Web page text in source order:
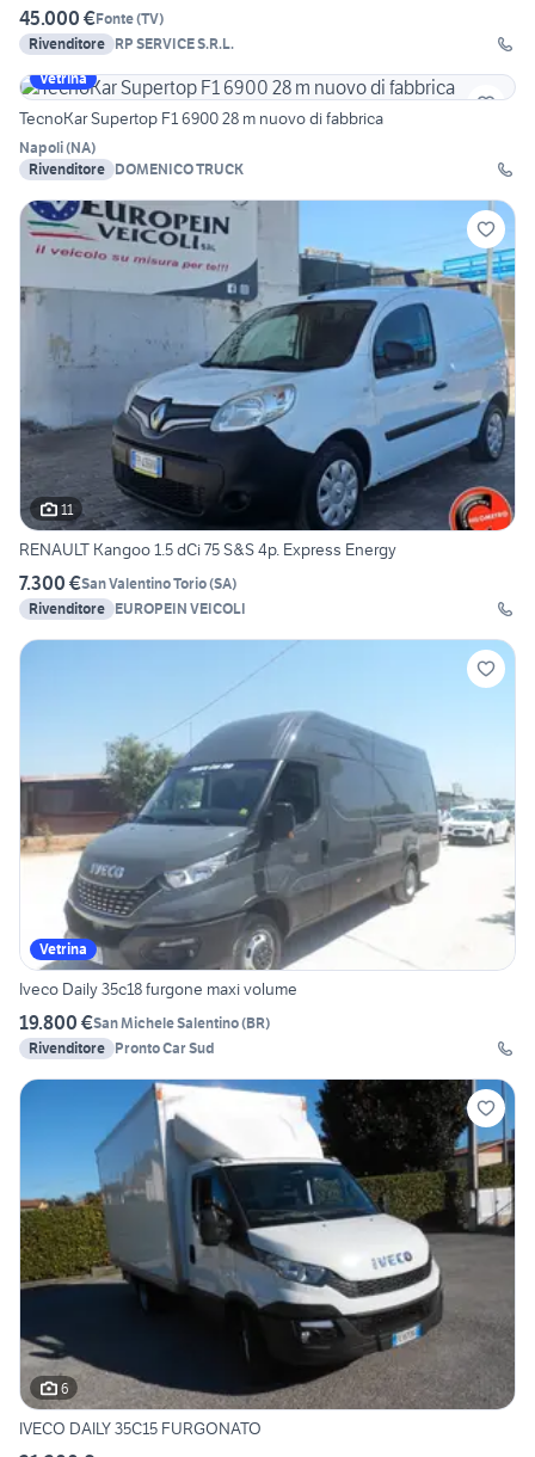
45.000 €Fonte(TV)
Rivenditore RP SERVICE S.R.L.
Vetrina
TecnoKar Supertop F1 6900 28 m nuovo di fabbrica
Napoli(NA)
Rivenditore DOMENICO TRUCK
11
RENAULT Kangoo 1.5 dCi 75 S&S 4p. Express Energy
7.300 €San Valentino Torio(SA)
Rivenditore EUROPEIN VEICOLI
Vetrina
Iveco Daily 35c18 furgone maxi volume
19.800 €San Michele Salentino(BR)
Rivenditore Pronto Car Sud
6
IVECO DAILY 35C15 FURGONATO